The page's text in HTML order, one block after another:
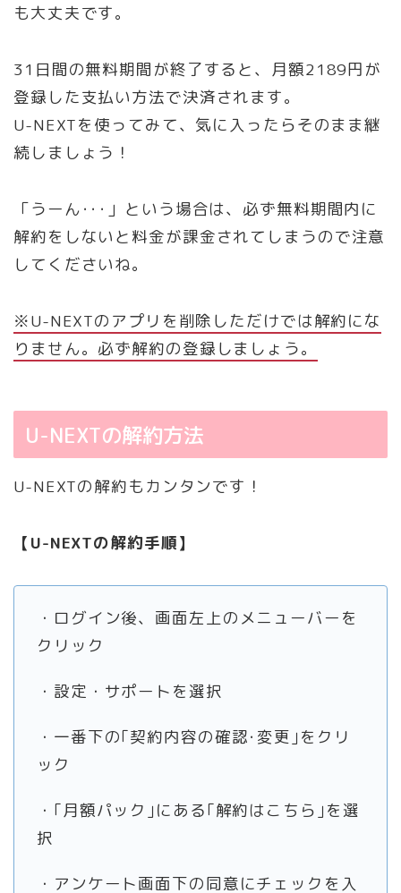
も大丈夫です。
31日間の無料期間が終了すると、月額2189円が
登録した支払い方法で決済されます。
U-NEXTを使ってみて、気に入ったらそのまま継
続しましょう！
「うーん･･･」という場合は、必ず無料期間内に
解約をしないと料金が課金されてしまうので注意
してくださいね。
※U-NEXTのアプリを削除しただけでは解約にな
りません。必ず解約の登録しましょう。
U-NEXTの解約方法
U-NEXTの解約もカンタンです！
【U-NEXTの解約手順】
・ログイン後、画面左上のメニューバーを
クリック
・設定・サポートを選択
・一番下の｢契約内容の確認･変更｣をクリ
ック
・｢月額パック｣にある｢解約はこちら｣を選
択
・アンケート画面下の同意にチェックを入